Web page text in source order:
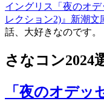
イングリス「夜のオ
レクション2)』新潮
話、大好きなのです。
さなコン2024
「夜のオデッ